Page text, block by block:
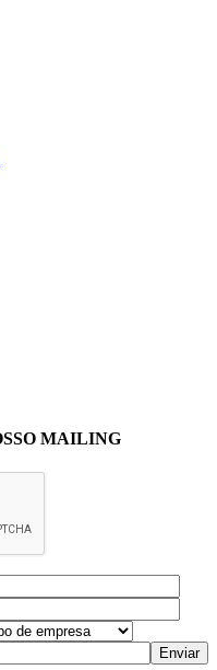
MAILING